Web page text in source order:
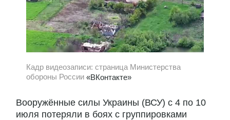
Кадр видеозаписи: страница Министерства
обороны России «ВКонтакте»
Вооружённые силы Украины (ВСУ) с 4 по 10
июля потеряли в боях с группировками